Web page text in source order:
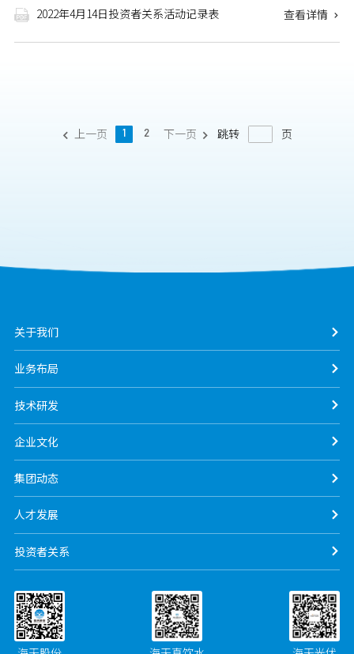
 2022年4月14日投资者关系活动记录表 查看详情 
 上一页 1 2 下一页  跳转 页
关于我们
业务布局
技术研发
企业文化
集团动态
人才发展
投资者关系